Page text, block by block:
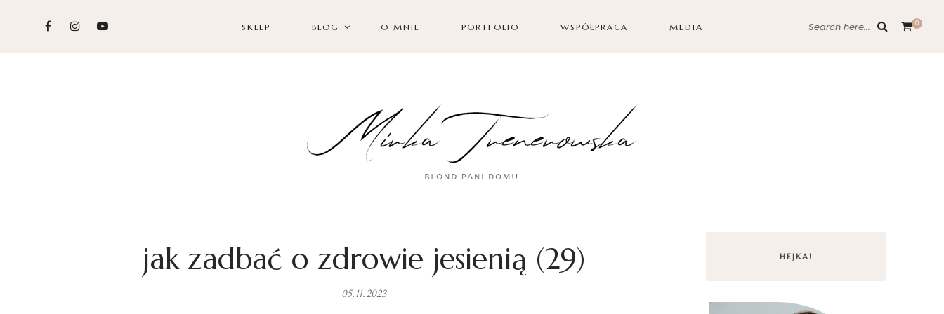
SKLEP BLOG O MNIE PORTFOLIO WSPÓŁPRACA MEDIA Search here... 0
jak zadbać o zdrowie jesienią (29)
05.11.2023
HEJKA!